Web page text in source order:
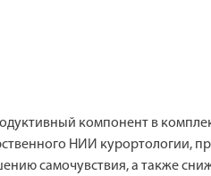
компонент в
НИИ курортологии,
самочувствия, а также